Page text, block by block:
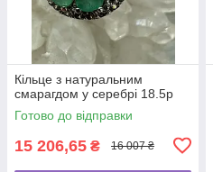
Кільце з натуральним
смарагдом у серебрі 18.5p
Готово до відправки
15 206,65 ₴ 16 007 ₴